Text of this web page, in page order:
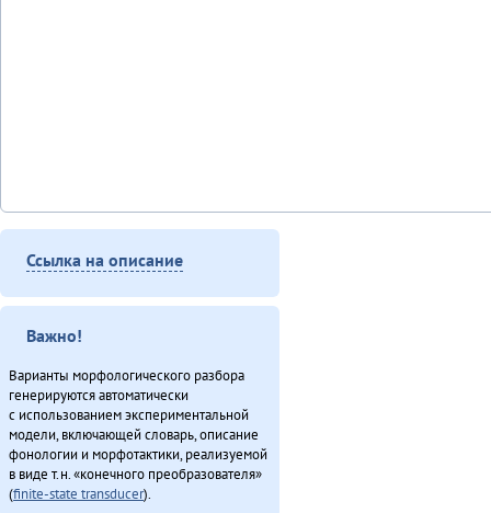
Ссылка на описание
Важно!
Варианты морфологического разбора
генерируются автоматически
с использованием экспериментальной
модели, включающей словарь, описание
фонологии и морфотактики, реализуемой
в виде т.н. «конечного преобразователя»
(finite-state transducer).